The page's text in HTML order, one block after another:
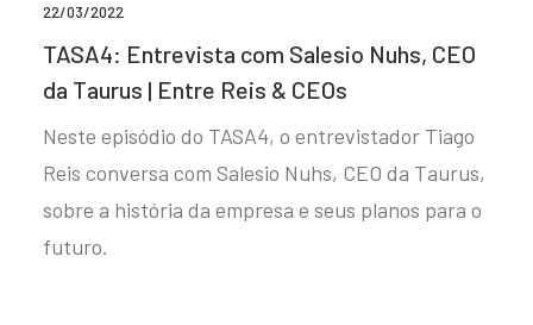
22/03/2022
TASA4: Entrevista com Salesio Nuhs, CEO
da Taurus | Entre Reis & CEOs
Neste episódio do TASA4, o entrevistador Tiago
Reis conversa com Salesio Nuhs, CEO da Taurus,
sobre a história da empresa e seus planos para o
futuro.